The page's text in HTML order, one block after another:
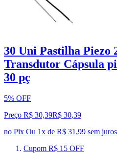
30 Uni Pastilha Piezo
Transdutor Cápsula
30 pç
5% OFF
Preço R$ 30,39R$ 30,39
no Pix Ou 1x de R$ 31,99 sem juros
Cupom R$ 15 OFF